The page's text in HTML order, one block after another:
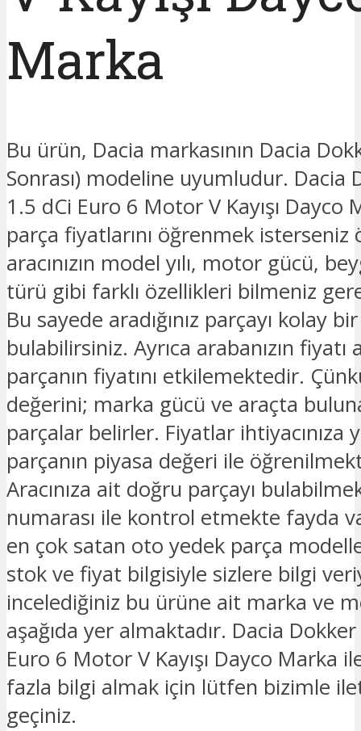
Marka
Bu ürün, Dacia markasının Dacia
Sonrası) modeline uyumludur. Dacia
1.5 dCi Euro 6 Motor V Kayışı Dayco
parça fiyatlarını öğrenmek isterseniz
aracınızın model yılı, motor gücü,
türü gibi farklı özellikleri bilmeniz
Bu sayede aradığınız parçayı kolay
bulabilirsiniz. Ayrıca arabanızın fiyatı
parçanın fiyatını etkilemektedir.
değerini; marka gücü ve araçta
parçalar belirler. Fiyatlar ihtiyacınıza
parçanın piyasa değeri ile
Aracınıza ait doğru parçayı
numarası ile kontrol etmekte fayda
en çok satan oto yedek parça
stok ve fiyat bilgisiyle sizlere bilgi
incelediğiniz bu ürüne ait marka ve
aşağıda yer almaktadır. Dacia
Euro 6 Motor V Kayışı Dayco Marka
fazla bilgi almak için lütfen bizimle
geçiniz.